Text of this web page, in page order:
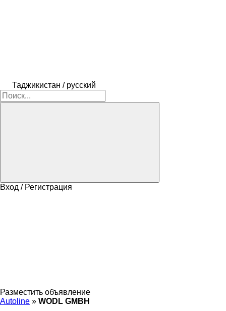
Таджикистан / русский
Вход / Регистрация
Разместить объявление
Autoline » WODL GMBH